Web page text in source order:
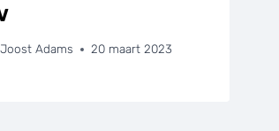
Joost Adams 20 maart 2023